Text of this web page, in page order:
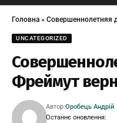
Головна » Совершеннолетняя
UNCATEGORIZED
Фреймут
Останнє оновлення:
Автор:Оробець Андрій